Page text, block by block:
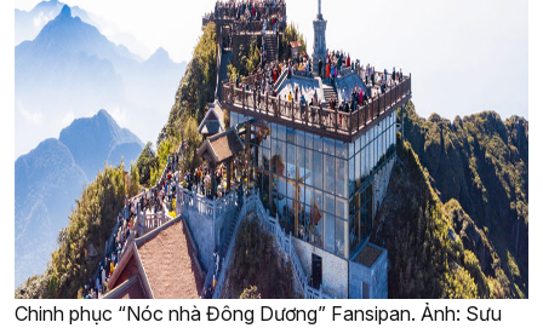
Chinh phục “Nóc nhà Đông Dương” Fansipan. Ảnh: Sưu